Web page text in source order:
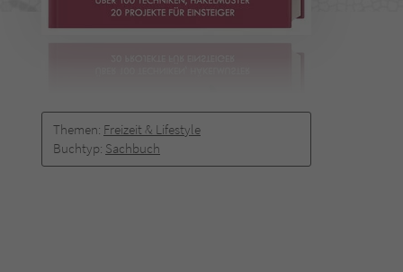
Themen: Freizeit & Lifestyle
Buchtyp: Sachbuch